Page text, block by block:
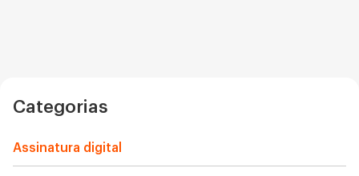
Categorias
Assinatura digital